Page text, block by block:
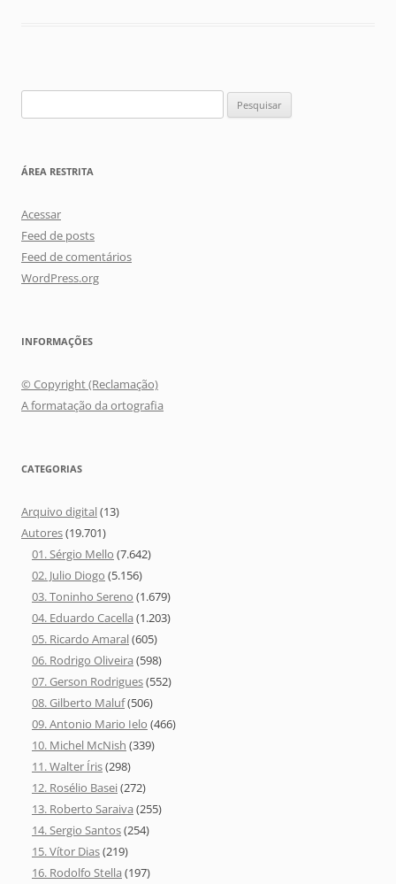
por:
ÁREA RESTRITA
Acessar
Feed de posts
Feed de comentários
WordPress.org
INFORMAÇÕES
© Copyright (Reclamação)
A formatação da ortografia
CATEGORIAS
Arquivo digital(13)
Autores(19.701)
01. Sérgio Mello (7.642)
02. Julio Diogo (5.156)
03. Toninho Sereno (1.679)
04. Eduardo Cacella (1.203)
05. Ricardo Amaral(605)
06. Rodrigo Oliveira (598)
07. Gerson Rodrigues(552)
08. Gilberto Maluf(506)
09. Antonio Mario Ielo (466)
10. Michel McNish (339)
11. Walter Íris(298)
12. Rosélio Basei(272)
13. Roberto Saraiva (255)
14. Sergio Santos(254)
15. Vítor Dias(219)
16. Rodolfo Stella (197)